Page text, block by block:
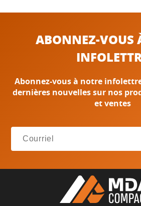
ABONNEZ-VOUS
Abonnez-vous à notre
dernières nouvelles sur nos
et ventes